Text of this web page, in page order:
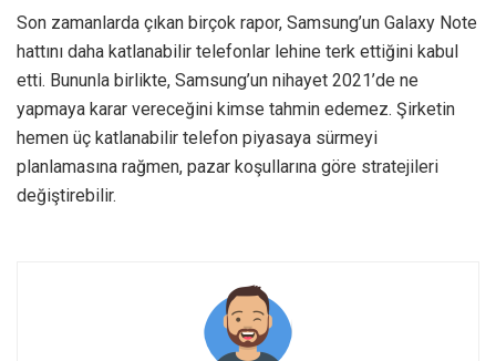
Son zamanlarda çıkan birçok rapor, Samsung’un Galaxy Note
hattını daha katlanabilir telefonlar lehine terk ettiğini kabul
etti. Bununla birlikte, Samsung’un nihayet 2021’de ne
yapmaya karar vereceğini kimse tahmin edemez. Şirketin
hemen üç katlanabilir telefon piyasaya sürmeyi
planlamasına rağmen, pazar koşullarına göre stratejileri
değiştirebilir.